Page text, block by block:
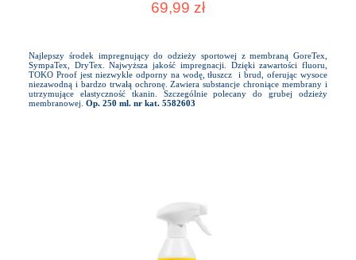
69,99 zł
Najlepszy środek impregnujący do odzieży sportowej z membraną GoreTex,
SympaTex, DryTex. Najwyższa jakość impregnacji. Dzięki zawartości fluoru,
TOKO Proof jest niezwykle odporny na wodę, tłuszcz i brud, oferując wysoce
niezawodną i bardzo trwałą ochronę. Zawiera substancje chroniące membrany i
utrzymujące elastyczność tkanin. Szczególnie polecany do grubej odzieży
membranowej. Op. 250 ml. nr kat. 5582603